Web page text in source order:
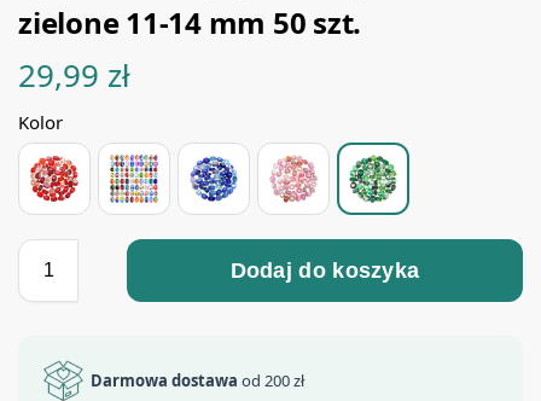
zielone 11-14 mm 50 szt.
29,99 zł
Kolor
Dodaj do koszyka
Darmowa dostawa od 200 zł